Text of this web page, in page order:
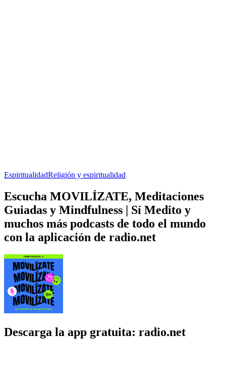
EspiritualidadReligión y espiritualidad
Escucha MOVILÍZATE, Meditaciones
Guiadas y Mindfulness | Sí Medito y
muchos más podcasts de todo el mundo
con la aplicación de radio.net
Descarga la app gratuita: radio.net